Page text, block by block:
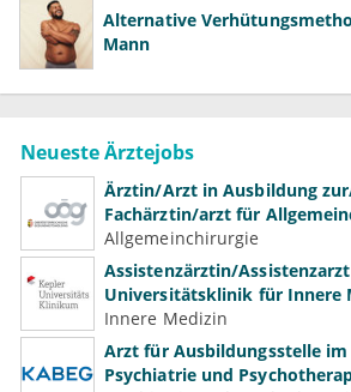
Alternative
Mann
Neueste Ärztejobs
Ärztin/Arzt in Ausbildung
Fachärztin/arzt für
Gefäßchirurgie
Allgemeinchirurgie
Assistenzärztin/
Universitätsklinik für Innere
Innere Medizin
Arzt für Ausbildungsstelle im
Psychiatrie und